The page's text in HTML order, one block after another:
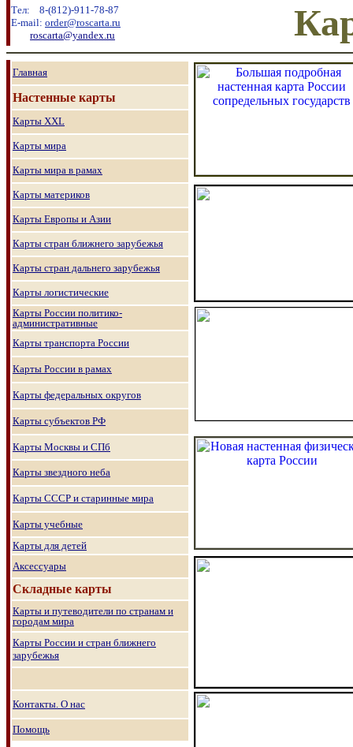
Тел: 8-(812)-911-78-87
E-mail: order@roscarta.ru
roscarta@yandex.ru
Главная
Настенные карты
Карты XXL
Карты мира
Карты мира в рамах
Карты материков
Карты Европы и Азии
Карты стран ближнего зарубежья
Карты стран дальнего зарубежья
Карты логистические
Карты России политико-
административные
Карты транспорта России
Карты России в рамах
Карты федеральных округов
Карты субъектов РФ
Карты Москвы и СПб
Карты звездного неба
Карты СССР и старинные мира
Карты учебные
Карты для детей
Аксессуары
Складные карты
Карты и путеводители по странам и
городам мира
Карты России и стран ближнего
зарубежья
Контакты. О нас
Помощь